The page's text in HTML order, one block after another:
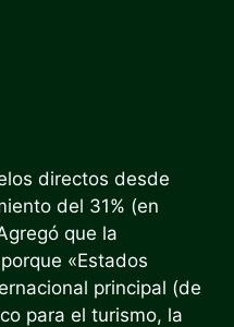
directos desde
del 31% (en
que la
«Estados
principal (de
para el turismo, la